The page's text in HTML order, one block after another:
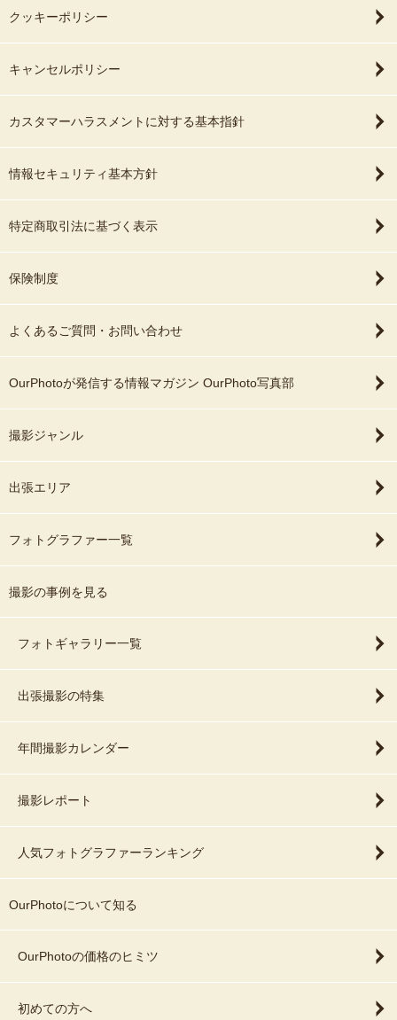
クッキーポリシー
キャンセルポリシー
カスタマーハラスメントに対する基本指針
情報セキュリティ基本方針
特定商取引法に基づく表示
保険制度
よくあるご質問・お問い合わせ
OurPhotoが発信する情報マガジン OurPhoto写真部
撮影ジャンル
出張エリア
フォトグラファー一覧
撮影の事例を見る
フォトギャラリー一覧
出張撮影の特集
年間撮影カレンダー
撮影レポート
人気フォトグラファーランキング
OurPhotoについて知る
OurPhotoの価格のヒミツ
初めての方へ